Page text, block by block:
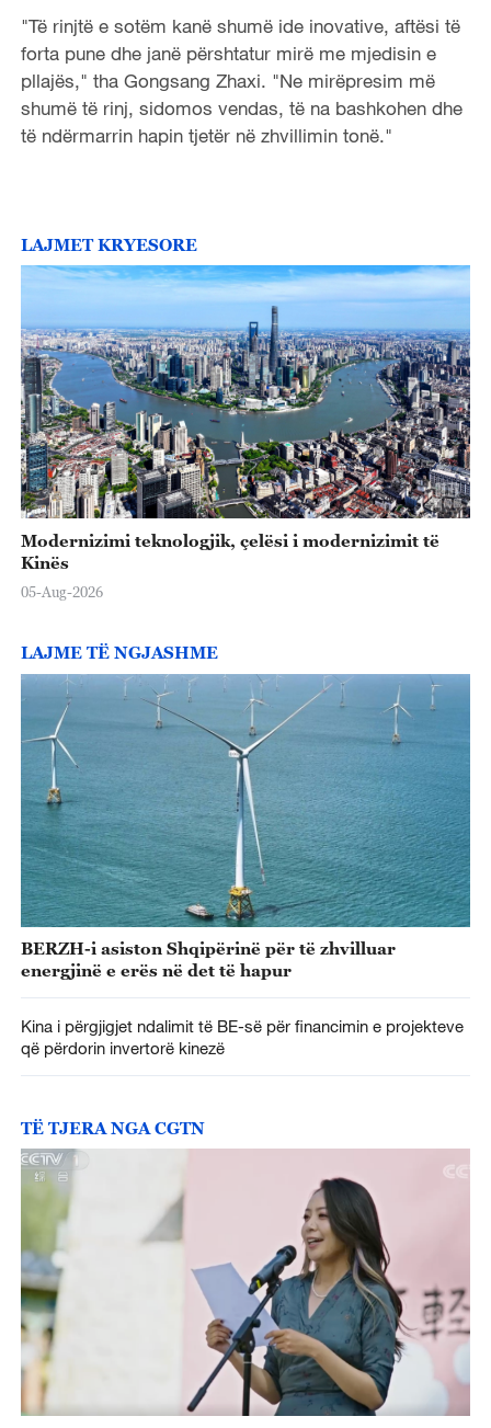
"Të rinjtë e sotëm kanë shumë ide inovative, aftësi të
forta pune dhe janë përshtatur mirë me mjedisin e
pllajës," tha Gongsang Zhaxi. "Ne mirëpresim më
shumë të rinj, sidomos vendas, të na bashkohen dhe
të ndërmarrin hapin tjetër në zhvillimin tonë."
LAJMET KRYESORE
Modernizimi teknologjik, çelësi i modernizimit të
Kinës
05-Aug-2026
LAJME TË NGJASHME
BERZH-i asiston Shqipërinë për të zhvilluar
energjinë e erës në det të hapur
Kina i përgjigjet ndalimit të BE-së për financimin e projekteve
që përdorin invertorë kinezë
TË TJERA NGA CGTN